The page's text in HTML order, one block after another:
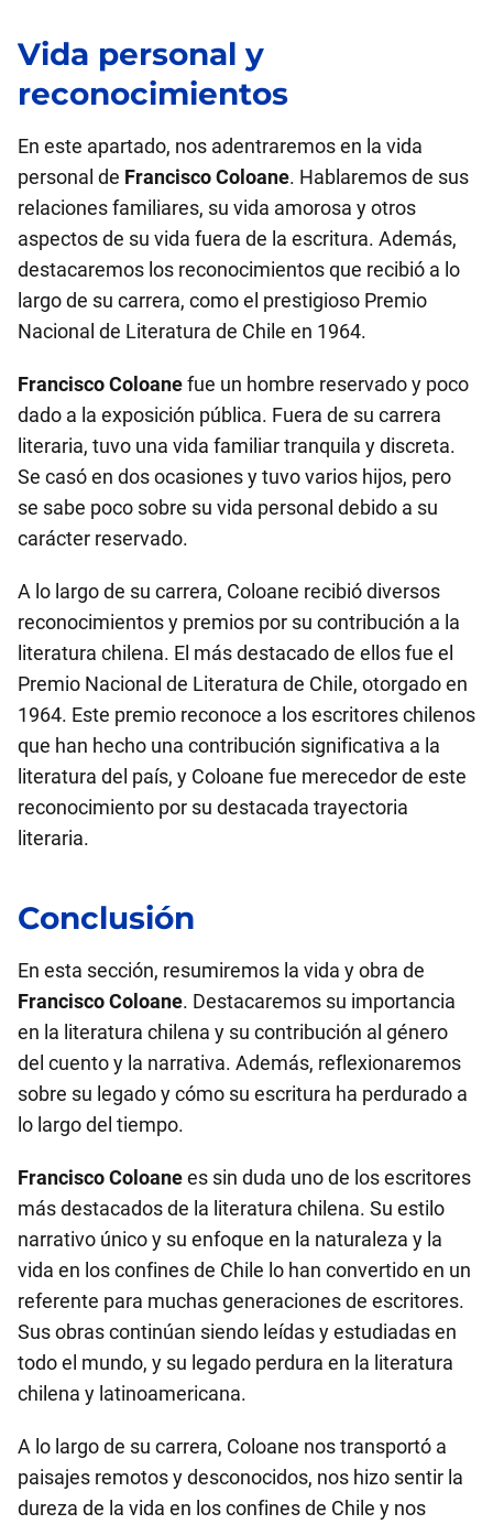
Vida personal y
reconocimientos
En este apartado, nos adentraremos en la vida
personal de Francisco Coloane. Hablaremos de sus
relaciones familiares, su vida amorosa y otros
aspectos de su vida fuera de la escritura. Además,
destacaremos los reconocimientos que recibió a lo
largo de su carrera, como el prestigioso Premio
Nacional de Literatura de Chile en 1964.
Francisco Coloanefue un hombre reservado y poco
dado a la exposición pública. Fuera de su carrera
literaria, tuvo una vida familiar tranquila y discreta.
Se casó en dos ocasiones y tuvo varios hijos, pero
se sabe poco sobre su vida personal debido a su
carácter reservado.
A lo largo de su carrera, Coloane recibió diversos
reconocimientos y premios por su contribución a la
literatura chilena. El más destacado de ellos fue el
Premio Nacional de Literatura de Chile, otorgado en
1964. Este premio reconoce a los escritores chilenos
que han hecho una contribución significativa a la
literatura del país, y Coloane fue merecedor de este
reconocimiento por su destacada trayectoria
literaria.
Conclusión
En esta sección, resumiremos la vida y obra de
Francisco Coloane. Destacaremos su importancia
en la literatura chilena y su contribución al género
del cuento y la narrativa. Además, reflexionaremos
sobre su legado y cómo su escritura ha perdurado a
lo largo del tiempo.
Francisco Coloanees sin duda uno de los escritores
más destacados de la literatura chilena. Su estilo
narrativo único y su enfoque en la naturaleza y la
vida en los confines de Chile lo han convertido en un
referente para muchas generaciones de escritores.
Sus obras continúan siendo leídas y estudiadas en
todo el mundo, y su legado perdura en la literatura
chilena y latinoamericana.
A lo largo de su carrera, Coloane nos transportó a
paisajes remotos y desconocidos, nos hizo sentir la
dureza de la vida en los confines de Chile y nos